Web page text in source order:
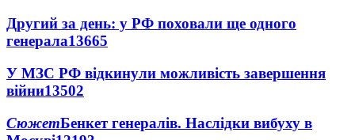
Другий за день: у РФ поховали ще одного
генерала13665
У МЗС РФ відкинули можливість завершення
війни13502
СюжетБенкет генералів. Наслідки вибуху в